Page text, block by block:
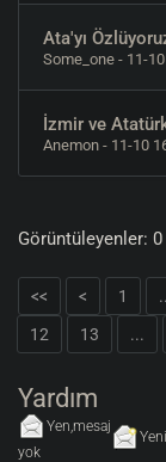
Ata'yı
Some_one - 11-
İzmir ve
Anemon - 11-10
Görüntüleyenler: 0
<< < 1
12
13 ...
Yardım
Yen,mesaj
yok